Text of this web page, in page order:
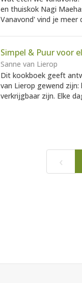
en thuiskok Nagi
Vanavond' vind je meer
Simpel & Puur voor
Sanne van Lierop
Dit kookboek geeft
van Lierop gewend
verkrijgbaar zijn. Elke
‹